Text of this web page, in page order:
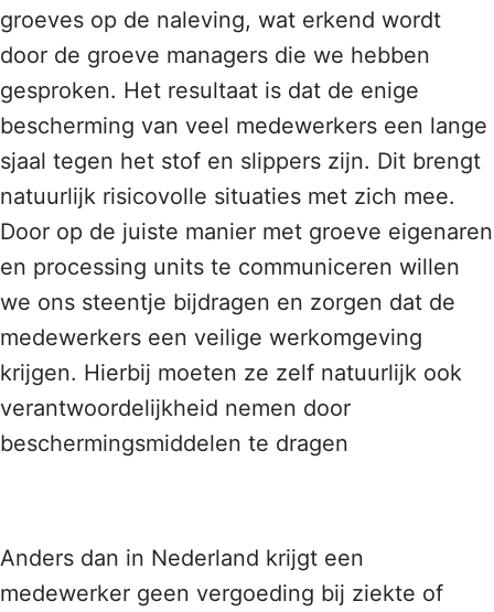
groeves op de naleving, wat erkend wordt
door de groeve managers die we hebben
gesproken. Het resultaat is dat de enige
bescherming van veel medewerkers een lange
sjaal tegen het stof en slippers zijn. Dit brengt
natuurlijk risicovolle situaties met zich mee.
Door op de juiste manier met groeve eigenaren
en processing units te communiceren willen
we ons steentje bijdragen en zorgen dat de
medewerkers een veilige werkomgeving
krijgen. Hierbij moeten ze zelf natuurlijk ook
verantwoordelijkheid nemen door
beschermingsmiddelen te dragen
Anders dan in Nederland krijgt een
medewerker geen vergoeding bij ziekte of